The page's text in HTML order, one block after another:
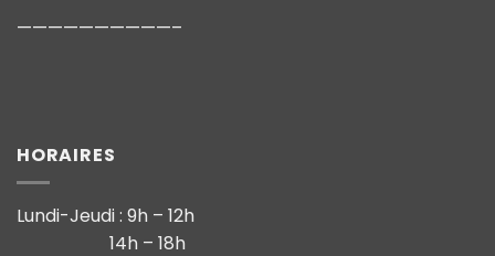
——————————–
HORAIRES
Lundi-Jeudi : 9h – 12h
14h – 18h